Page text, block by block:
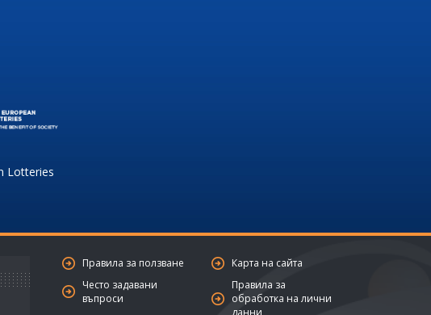
Lotteries
Правила за ползване
Често задавани
въпроси
Карта на сайта
Правила за
обработка на лични
данни